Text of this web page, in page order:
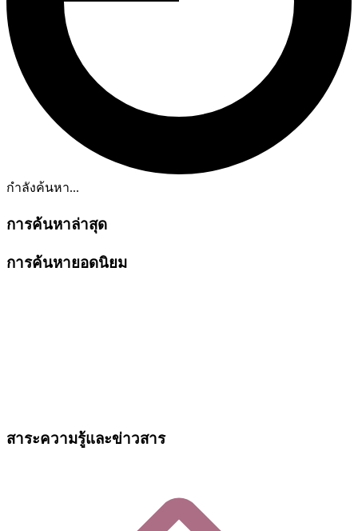
กำลังค้นหา...
การค้นหาล่าสุด
การค้นหายอดนิยม
สาระความรู้และข่าวสาร